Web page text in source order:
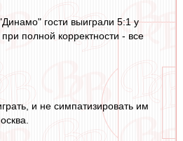
гости выиграли 5:1 у
полной корректности - все
и не симпатизировать им